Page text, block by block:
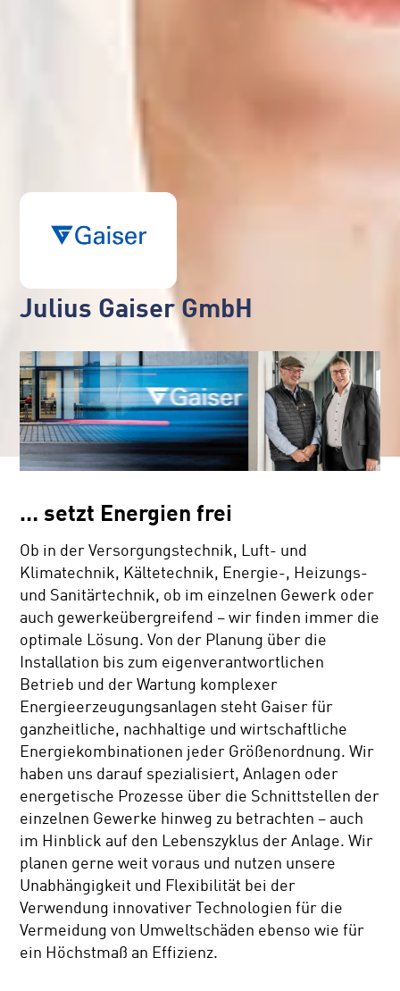
Julius Gaiser GmbH
… setzt Energien frei
Ob in der Versorgungstechnik, Luft- und
Klimatechnik, Kältetechnik, Energie-, Heizungs-
und Sanitärtechnik, ob im einzelnen Gewerk oder
auch gewerkeübergreifend – wir finden immer die
optimale Lösung. Von der Planung über die
Installation bis zum eigenverantwortlichen
Betrieb und der Wartung komplexer
Energieerzeugungsanlagen steht Gaiser für
ganzheitliche, nachhaltige und wirtschaftliche
Energiekombinationen jeder Größenordnung. Wir
haben uns darauf spezialisiert, Anlagen oder
energetische Prozesse über die Schnittstellen der
einzelnen Gewerke hinweg zu betrachten – auch
im Hinblick auf den Lebenszyklus der Anlage. Wir
planen gerne weit voraus und nutzen unsere
Unabhängigkeit und Flexibilität bei der
Verwendung innovativer Technologien für die
Vermeidung von Umweltschäden ebenso wie für
ein Höchstmaß an Effizienz.